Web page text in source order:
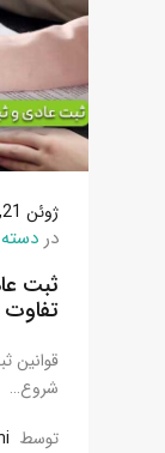
ژوئن 21, 2022
در
ثبت
تفاوت
قوانین
شروع…
توسط